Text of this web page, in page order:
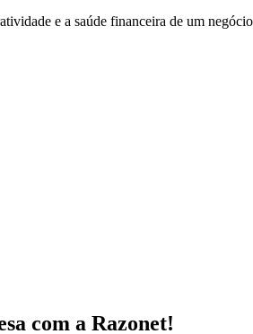
e a saúde financeira de um
com a Razonet!